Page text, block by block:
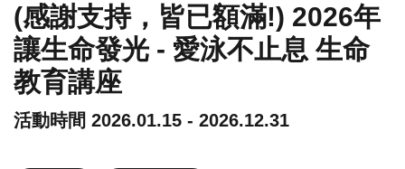
(感謝支持，皆已額滿!) 2026年
讓生命發光 - 愛泳不止息 生命
教育講座
活動時間 2026.01.15 - 2026.12.31